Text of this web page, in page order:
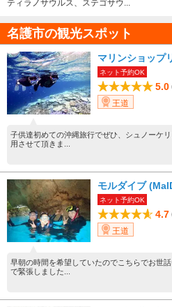
ティラノサウルス、ステゴサウ...
名護市の観光スポット
マリンショップ
ネット予約OK
5.0
王道
子供達初めての沖縄旅行でぜひ、シュノーケ
用させて頂きま...
モルダイブ
ネット予約OK
4.7
王道
早朝の時間を希望していたのでこちらでお世
で緊張しました...